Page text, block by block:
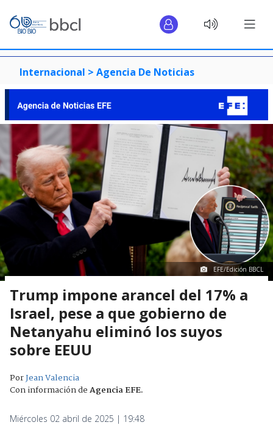
Internacional > Agencia De Noticias
EFE/Edición BBCL
Trump impone arancel del 17% a
Israel, pese a que gobierno de
Netanyahu eliminó los suyos
sobre EEUU
PorJean Valencia
Con información deAgencia EFE.
Miércoles 02 abril de 2025 | 19:48